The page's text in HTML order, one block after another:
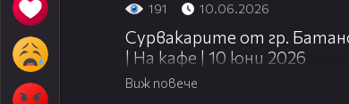
191 10.06.2026
Сурвакарите от гр.
| На кафе | 10 юни 2026
Виж повече